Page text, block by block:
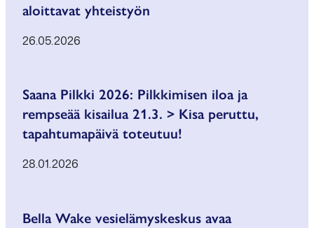
aloittavat yhteistyön
26.05.2026
Saana Pilkki 2026: Pilkkimisen iloa ja
rempseää kisailua 21.3. > Kisa peruttu,
tapahtumapäivä toteutuu!
28.01.2026
Bella Wake vesielämyskeskus avaa